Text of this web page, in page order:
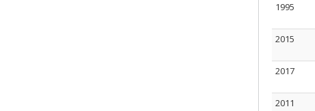
1995
2015
2017
2011